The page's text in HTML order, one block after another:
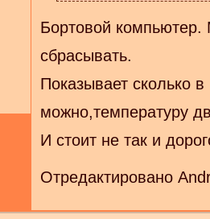
Бортовой
сбрасывать.
Показывает сколько
можно,температуру
И стоит не так и
Отредактировано